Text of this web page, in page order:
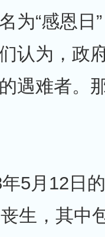
为“感恩日
认为，政
遇难者。
5月12日
生，其中